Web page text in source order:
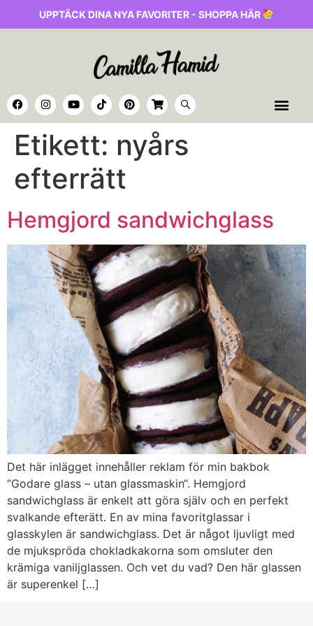
UPPTÄCK DINA NYA FAVORITER - SHOPPA HÄR
Etikett: nyårs
efterrätt
Hemgjord sandwichglass
Det här inlägget innehåller reklam för min bakbok
“Godare glass – utan glassmaskin“. Hemgjord
sandwichglass är enkelt att göra själv och en perfekt
svalkande efterätt. En av mina favoritglassar i
glasskylen är sandwichglass. Det är något ljuvligt med
de mjukspröda chokladkakorna som omsluter den
krämiga vaniljglassen. Och vet du vad? Den här glassen
är superenkel […]